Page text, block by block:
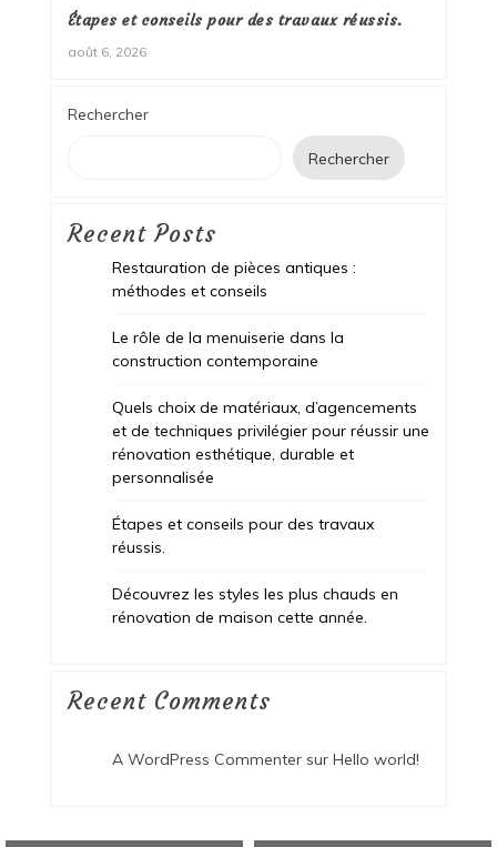
Étapes et conseils pour des travaux réussis.
août 6, 2026
Rechercher
Rechercher
Recent Posts
Restauration de pièces antiques :
méthodes et conseils
Le rôle de la menuiserie dans la
construction contemporaine
Quels choix de matériaux, d’agencements
et de techniques privilégier pour réussir une
rénovation esthétique, durable et
personnalisée
Étapes et conseils pour des travaux
réussis.
Découvrez les styles les plus chauds en
rénovation de maison cette année.
Recent Comments
A WordPress Commentersur Hello world!